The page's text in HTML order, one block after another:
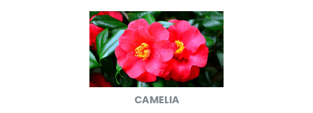
CAMELIA